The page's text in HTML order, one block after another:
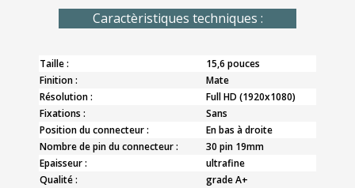
Caractèristiques techniques :
Taille :
15,6 pouces
Finition :
Mate
Résolution :
Full HD (1920x1080)
Fixations :
Sans
Position du connecteur :
En bas à droite
Nombre de pin du connecteur :
30 pin 19mm
Epaisseur :
ultrafine
Qualité :
grade A+